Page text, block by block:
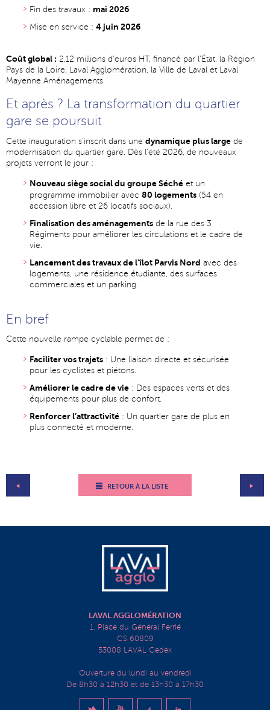
Fin des travaux : mai 2026
Mise en service :4 juin 2026
Coût global : 2,12 millions d’euros HT, financé par l’État, la Région
Pays de la Loire, Laval Agglomération, la Ville de Laval et Laval
Mayenne Aménagements.
Et après ? La transformation du quartier
gare se poursuit
Cette inauguration s’inscrit dans une dynamique plus large de
modernisation du quartier gare. Dès l’été 2026, de nouveaux
projets verront le jour :
Nouveau siège social du groupe Séché et un
programme immobilier avec80 logements (54 en
accession libre et 26 locatifs sociaux).
Finalisation des aménagements de la rue des 3
Régiments pour améliorer les circulations et le cadre de
vie.
Lancement des travaux de l’îlot Parvis Nord avec des
logements, une résidence étudiante, des surfaces
commerciales et un parking.
En bref
Cette nouvelle rampe cyclable permet de :
Faciliter vos trajets : Une liaison directe et sécurisée
pour les cyclistes et piétons.
Améliorer le cadre de vie : Des espaces verts et des
équipements pour plus de confort.
Renforcer l’attractivité : Un quartier gare de plus en
plus connecté et moderne.
RETOUR À LA LISTE
LAVAL AGGLOMÉRATION
1, Place du Général Ferrié
CS 60809
53008 LAVAL Cedex
Ouverture du lundi au vendredi
De 8h30 à 12h30 et de 13h30 à 17h30